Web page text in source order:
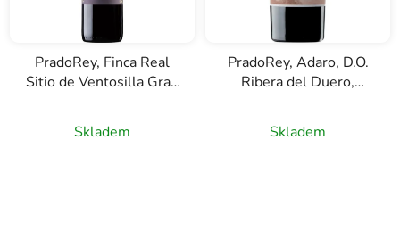
PradoRey, Finca Real
Sitio de Ventosilla Gran
Duero, červené víno,
0,75l
Skladem
PradoRey, Adaro, D.O.
Ribera del Duero,
Skladem